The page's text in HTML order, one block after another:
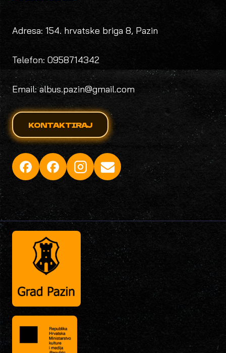
Adresa: 154. hrvatske briga 8, Pazin
Telefon: 0958714342
Email: albus.pazin@gmail.com
KONTAKTIRAJ